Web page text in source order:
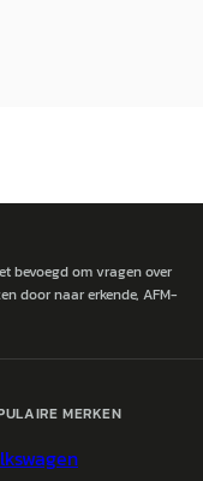
bevoegd om vragen over
door naar erkende, AFM-
MERKEN